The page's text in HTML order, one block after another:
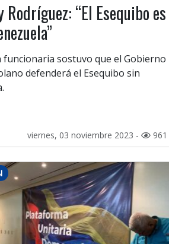
Rodríguez: “El Esequibo es
funcionaria sostuvo que el Gobierno
defenderá el Esequibo sin
viernes, 03 noviembre 2023 - 961